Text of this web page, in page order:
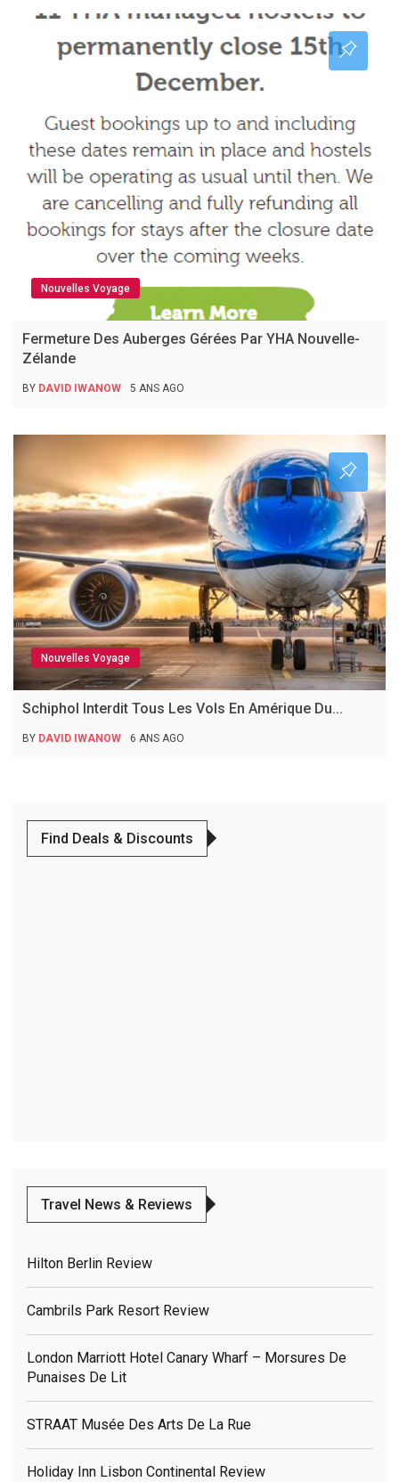
Nouvelles Voyage
Fermeture Des Auberges Gérées Par YHA Nouvelle-
Zélande
BY DAVID IWANOW 5 ANS AGO
Nouvelles Voyage
Schiphol Interdit Tous Les Vols En Amérique Du...
BY DAVID IWANOW 6 ANS AGO
Find Deals & Discounts
Travel News & Reviews
Hilton Berlin Review
Cambrils Park Resort Review
London Marriott Hotel Canary Wharf – Morsures De
Punaises De Lit
STRAAT Musée Des Arts De La Rue
Holiday Inn Lisbon Continental Review